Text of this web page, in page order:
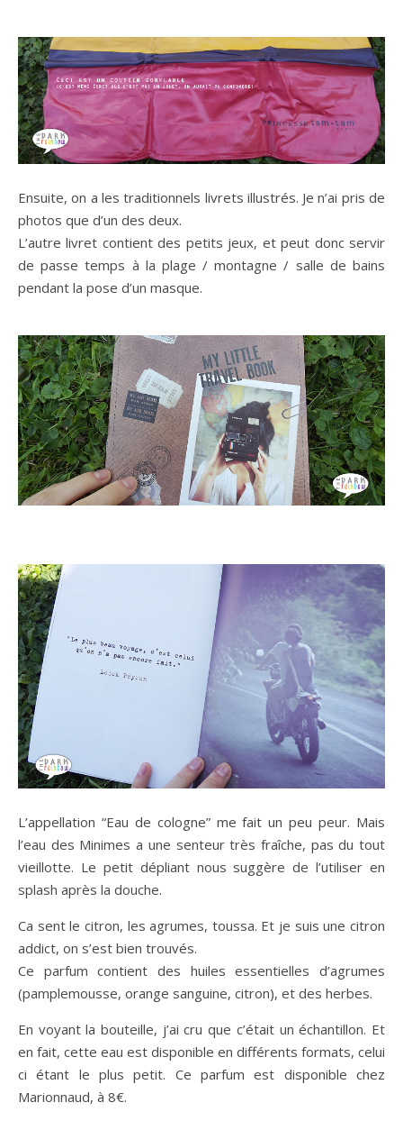
Ensuite, on a les traditionnels livrets illustrés. Je n’ai pris de
photos que d’un des deux.
L’autre livret contient des petits jeux, et peut donc servir
de passe temps à la plage / montagne / salle de bains
pendant la pose d’un masque.
L’appellation “Eau de cologne” me fait un peu peur. Mais
l’eau des Minimes a une senteur très fraîche, pas du tout
vieillotte. Le petit dépliant nous suggère de l’utiliser en
splash après la douche.
Ca sent le citron, les agrumes, toussa. Et je suis une citron
addict, on s’est bien trouvés.
Ce parfum contient des huiles essentielles d’agrumes
(pamplemousse, orange sanguine, citron), et des herbes.
En voyant la bouteille, j’ai cru que c’était un échantillon. Et
en fait, cette eau est disponible en différents formats, celui
ci étant le plus petit. Ce parfum est disponible chez
Marionnaud, à 8€.